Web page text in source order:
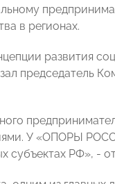
в регионах.
развития
председатель
У «ОПОРЫ
субъектах РФ», -